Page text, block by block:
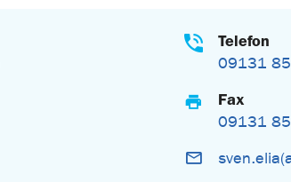
Telefon
09131
Fax
09131